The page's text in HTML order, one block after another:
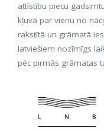
attīstību piecu
kļuva par vienu no
rakstītā un grāmatā
latviešiem nozīmīgs
pēc pirmās grāmatas